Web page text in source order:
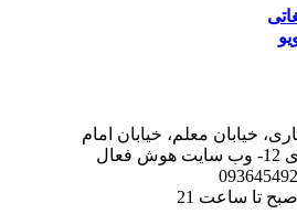
خیابان معلم، خیابان امام